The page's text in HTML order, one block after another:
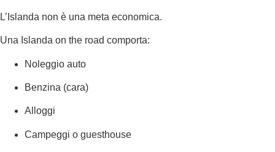
L’Islanda non è una meta economica.
Una Islanda on the road comporta:
Noleggio auto
Benzina (cara)
Alloggi
Campeggi o guesthouse